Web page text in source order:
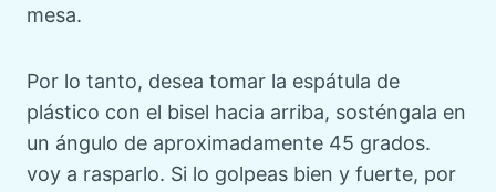
mesa.
Por lo tanto, desea tomar la espátula de
plástico con el bisel hacia arriba, sosténgala en
un ángulo de aproximadamente 45 grados.
voy a rasparlo. Si lo golpeas bien y fuerte, por